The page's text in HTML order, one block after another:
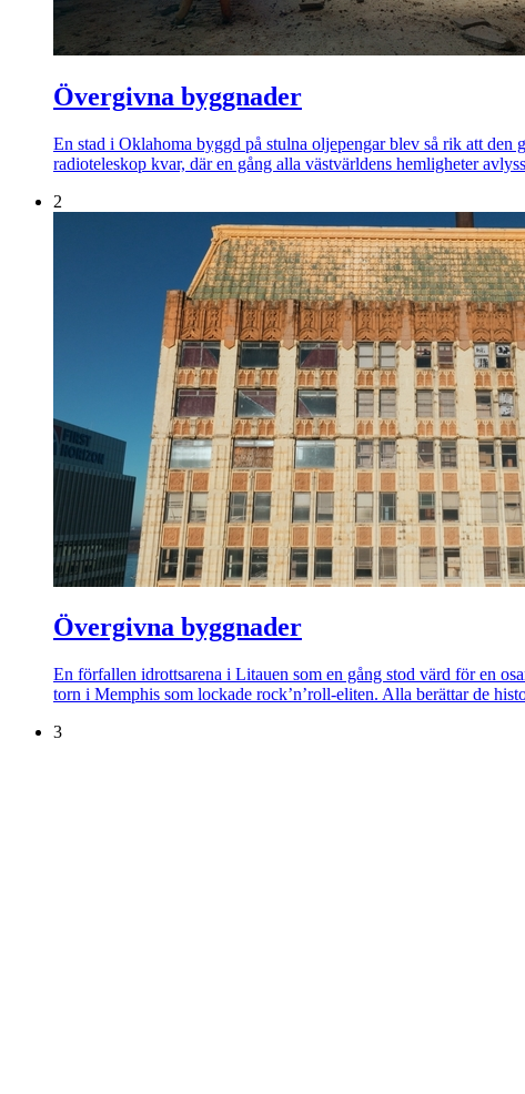
Övergivna byggnader
En stad i Oklahoma byggd på stulna oljepengar blev så rik att
radioteleskop kvar, där en gång alla västvärldens hemligheter
2
Övergivna byggnader
En förfallen idrottsarena i Litauen som en gång stod värd för en
torn i Memphis som lockade rock’n’roll-eliten. Alla berättar de
3